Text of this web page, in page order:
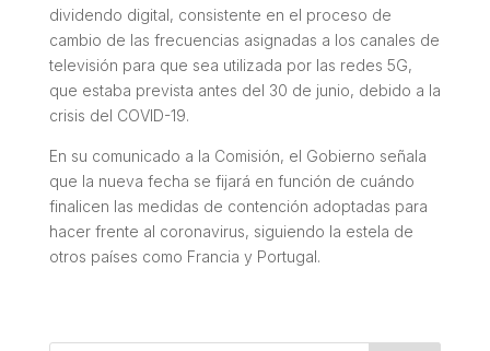
dividendo digital, consistente en el proceso de
cambio de las frecuencias asignadas a los canales de
televisión para que sea utilizada por las redes 5G,
que estaba prevista antes del 30 de junio, debido a la
crisis del COVID-19.
En su comunicado a la Comisión, el Gobierno señala
que la nueva fecha se fijará en función de cuándo
finalicen las medidas de contención adoptadas para
hacer frente al coronavirus, siguiendo la estela de
otros países como Francia y Portugal.